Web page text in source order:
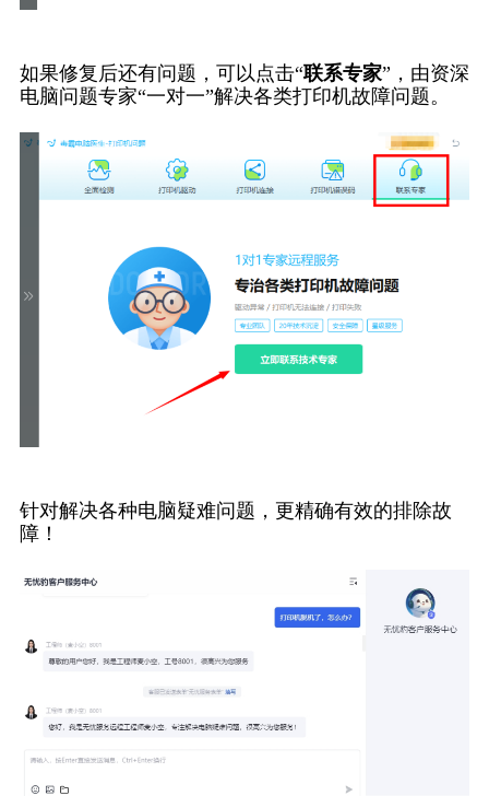
如果修复后还有问题，可以点击“联系专家”，由资深
电脑问题专家“一对一”解决各类打印机故障问题。
针对解决各种电脑疑难问题，更精确有效的排除故
障！